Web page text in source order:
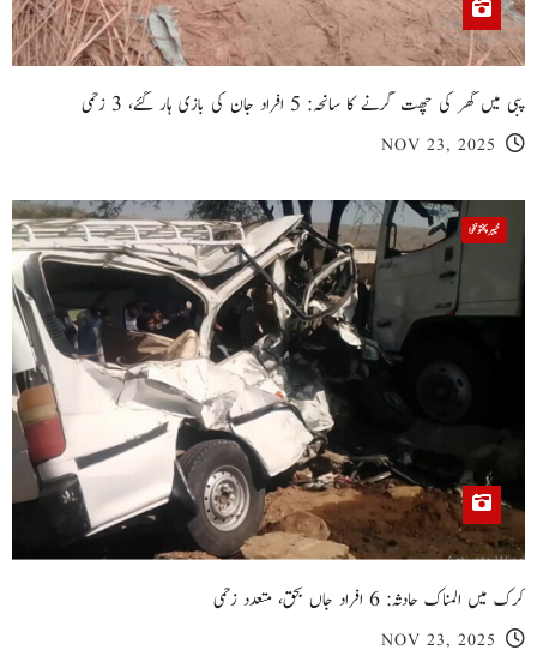
پبی میں گھر کی چھت گرنے کا سانحہ: 5 افراد جان کی بازی ہار گئے، 3 زخمی
NOV 23, 2025
خیبر پختونخوا
کرک میں المناک حادثہ: 6 افراد جاں بحق، متعدد زخمی
NOV 23, 2025